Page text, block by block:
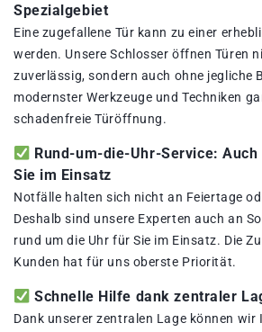
Spezialgebiet
Eine zugefallene Tür kann zu einer
werden. Unsere Schlosser öffnen Türen
zuverlässig, sondern auch ohne jegliche
modernster Werkzeuge und Techniken
schadenfreie Türöffnung.
Rund-um-die-Uhr-Service:
Sie im Einsatz
Notfälle halten sich nicht an Feiertage
Deshalb sind unsere Experten auch an
rund um die Uhr für Sie im Einsatz. Die
Kunden hat für uns oberste Priorität.
Schnelle Hilfe dank zentraler
Dank unserer zentralen Lage können wir